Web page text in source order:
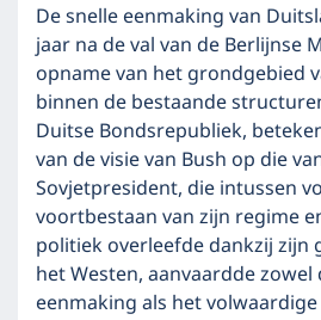
De snelle eenmaking van
jaar na de val van de Berlijnse
opname van het grondgebied
binnen de bestaande
Duitse Bondsrepubliek,
van de visie van Bush op die
Sovjetpresident, die intussen
voortbestaan van zijn regime
politiek overleefde dankzij zijn
het Westen, aanvaardde zowel
eenmaking als het